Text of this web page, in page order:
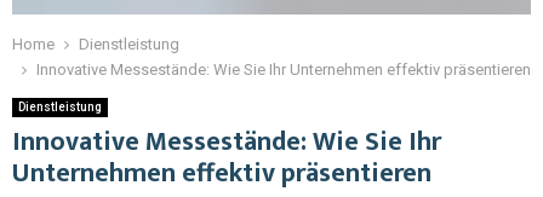
Home
Dienstleistung
Innovative Messestände: Wie Sie Ihr Unternehmen effektiv präsentieren
Dienstleistung
Innovative Messestände: Wie Sie Ihr
Unternehmen effektiv präsentieren